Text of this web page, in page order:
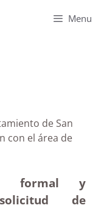
Menu
de San
con el área de
formal y
de